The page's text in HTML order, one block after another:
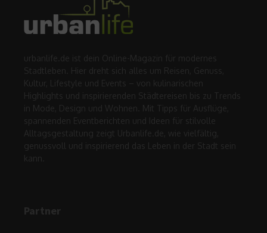
urbanlife.de ist dein Online-Magazin für modernes
Stadtleben. Hier dreht sich alles um Reisen, Genuss,
Kultur, Lifestyle und Events – von kulinarischen
Highlights und inspirierenden Städtereisen bis zu Trends
in Mode, Design und Wohnen. Mit Tipps für Ausflüge,
spannenden Eventberichten und Ideen für stilvolle
Alltagsgestaltung zeigt Urbanlife.de, wie vielfältig,
genussvoll und inspirierend das Leben in der Stadt sein
kann.
Partner